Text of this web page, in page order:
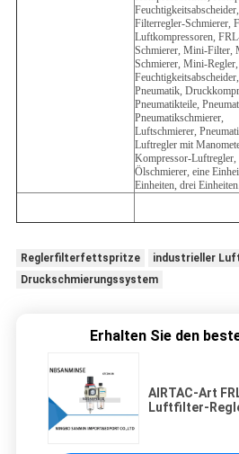
Feuchtigkeitsabscheider,
Filterregler-Schmierer,
Luftkompressoren,
Schmierer, Mini-Filter,
Schmierer, Mini-Regler,
Feuchtigkeitsabscheider,
Pneumatik,
Pneumatikteile,
Pneumatikschmierer,
Luftschmierer,
Luftregler mit
Kompressor-Luftregler,
Ölschmierer, eine
Einheiten, drei Einheiten.
Reglerfilterfettspritze
industrieller
Druckschmierungssystem
Erhalten Sie den
AIRTAC-Art
Luftfilter-